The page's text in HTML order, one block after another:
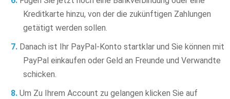
Kreditkarte hinzu, von der die zukünftigen Zahlungen
getätigt werden sollen.
Danach ist Ihr PayPal-Konto startklar und Sie können mit
PayPal einkaufen oder Geld an Freunde und Verwandte
schicken.
Um Zu Ihrem Account zu gelangen klicken Sie auf